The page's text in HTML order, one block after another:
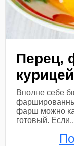
Перец,
Вполне себе
фарш можно
готовый.